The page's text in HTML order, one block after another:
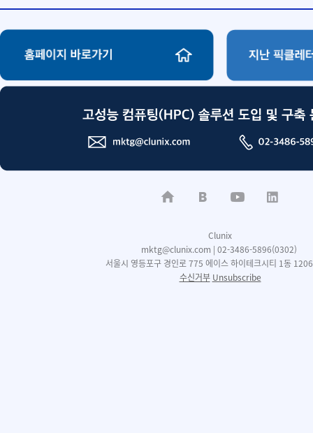
Clunix
mktg@clunix.com | 02-3486-5896(0302)
서울시 영등포구 경인로 775 에이스 하이테크시티 1동
수신거부 Unsubscribe